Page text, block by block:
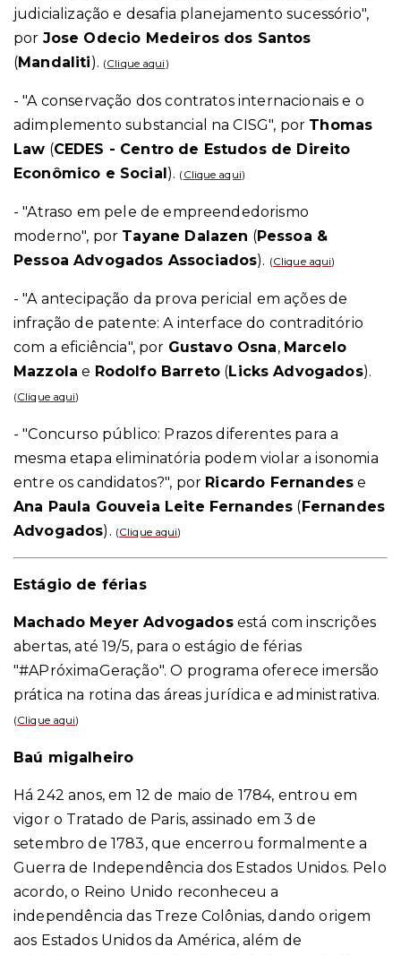
judicialização e desafia planejamento sucessório",
por Jose Odecio Medeiros dos Santos
(Mandaliti). (Clique aqui )
- "A conservação dos contratos internacionais e o
adimplemento substancial na CISG", por Thomas
Law (CEDES - Centro de Estudos de Direito
Econômico e Social ). ( Clique aqui)
- "Atraso em pele de empreendedorismo
moderno", por Tayane Dalazen (Pessoa &
Pessoa Advogados Associados). (Clique aqui)
- "A antecipação da prova pericial em ações de
infração de patente: A interface do contraditório
com a eficiência", por Gustavo Osna, Marcelo
Mazzola e Rodolfo Barreto (Licks Advogados).
(Clique aqui)
- "Concurso público: Prazos diferentes para a
mesma etapa eliminatória podem violar a isonomia
entre os candidatos?", por Ricardo Fernandes e
Ana Paula Gouveia Leite Fernandes ( Fernandes
Advogados). (Clique aqui)
Estágio de férias
Machado Meyer Advogadosestá com inscrições
abertas, até 19/5, para o estágio de férias
"#APróximaGeração". O programa oferece imersão
prática na rotina das áreas jurídica e administrativa.
(Clique aqui)
Baú migalheiro
Há 242 anos, em 12 de maio de 1784, entrou em
vigor o Tratado de Paris, assinado em 3 de
setembro de 1783, que encerrou formalmente a
Guerra de Independência dos Estados Unidos. Pelo
acordo, o Reino Unido reconheceu a
independência das Treze Colônias, dando origem
aos Estados Unidos da América, além de